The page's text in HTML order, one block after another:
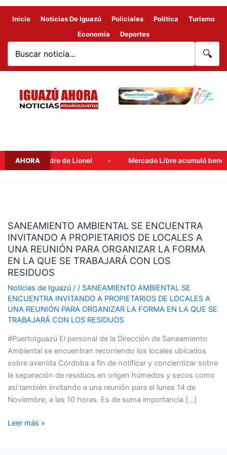
Inicio Noticias De Iguazú Policiales Politica
Turismo
Economia
Deportes
🔍
AHORA
padre de Lionel Mercado Libre acumuló
SANEAMIENTO AMBIENTAL SE ENCUENTRA
INVITANDO A PROPIETARIOS DE LOCALES A
UNA REUNIÓN PARA ORGANIZAR LA FORMA
EN LA QUE SE TRABAJARÁ CON LOS
RESIDUOS
Noticias de Iguazú/ / SANEAMIENTO AMBIENTAL SE
ENCUENTRA INVITANDO A PROPIETARIOS DE LOCALES A
UNA REUNIÓN PARA ORGANIZAR LA FORMA EN LA QUE SE
TRABAJARÁ CON LOS RESIDUOS
#PuertoIguazú El personal de la Dirección de Saneamiento
Ambiental se encuentran recorriendo los locales ubicados
sobre avenida Córdoba a fin de notificar y concientizar sobre
la separación de residuos en origen húmedos y secos como
así también invitando a una reunión para el lunes 14 de
Noviembre, a las 10 horas. Es de suma importancia […]
SE
ENCUENTRA
INVITANDO
A
PROPIETARIOS
DE
LOCALES
A
UNA
REUNIÓN
PARA
ORGANIZAR
LA
FORMA
EN
QUE
Leer más »